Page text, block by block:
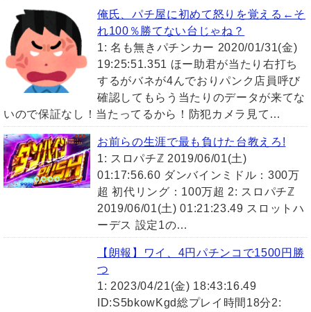
俺氏、パチ屋に初めて怒りを覚える←そ
れ100％勝てない台じゃね？
1: 名も無きパチンカー 2020/01/31(金)
19:25:51.351 ほー助君が当たり右打ち
するがバネが4んでおりパンク店員呼び
確認してもらう当たりのデータが来てな
いので保証なし！当たってるから！防犯カメラ見て…
お前らの生涯で最も負けた台教えろ!
1: スロパチℤ 2019/06/01(土)
01:17:56.60 ダンバインミドル：300万
超 初代リング：100万超 2: スロパチℤ
2019/06/01(土) 01:21:23.49 スロットハ
ーデス 設定1の…
【朗報】ワイ、4円パチンコで1500円勝
つ
1: 2023/04/21(金) 18:43:16.49
ID:S5bkowKgd総プレイ時間18分2: